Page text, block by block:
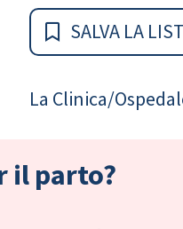
SALVA LA
La Clinica/
il parto?